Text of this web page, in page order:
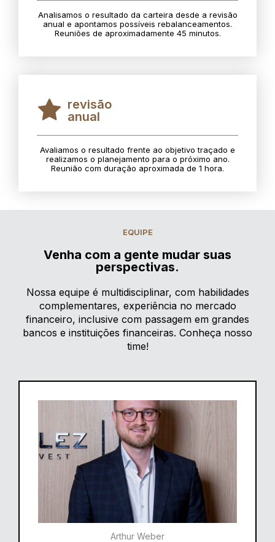
Analisamos o resultado da carteira desde a revisão
anual e apontamos possíveis rebalanceamentos.
Reuniões de aproximadamente 45 minutos.
revisão
anual
Avaliamos o resultado frente ao objetivo traçado e
realizamos o planejamento para o próximo ano.
Reunião com duração aproximada de 1 hora.
EQUIPE
Venha com a gente mudar suas
perspectivas.
Nossa equipe é multidisciplinar, com habilidades
complementares, experiência no mercado
financeiro, inclusive com passagem em grandes
bancos e instituições financeiras. Conheça nosso
time!
Arthur Weber